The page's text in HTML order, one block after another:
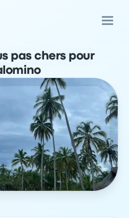
pas chers pour